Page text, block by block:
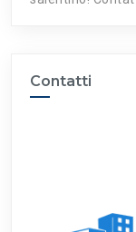
Contatti